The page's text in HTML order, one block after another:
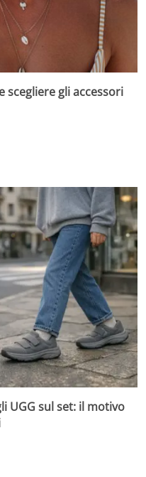
scegliere gli accessori
UGG sul set: il motivo